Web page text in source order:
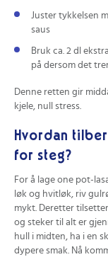
Juster tykkelsen
saus
Bruk ca. 2 dl
på dersom det
Denne retten gir
kjele, null stress.
Hvordan
for steg?
For å lage one pot-
løk og hvitløk, riv
mykt. Deretter
og steker til alt er
hull i midten, ha i en
dypere smak. Nå